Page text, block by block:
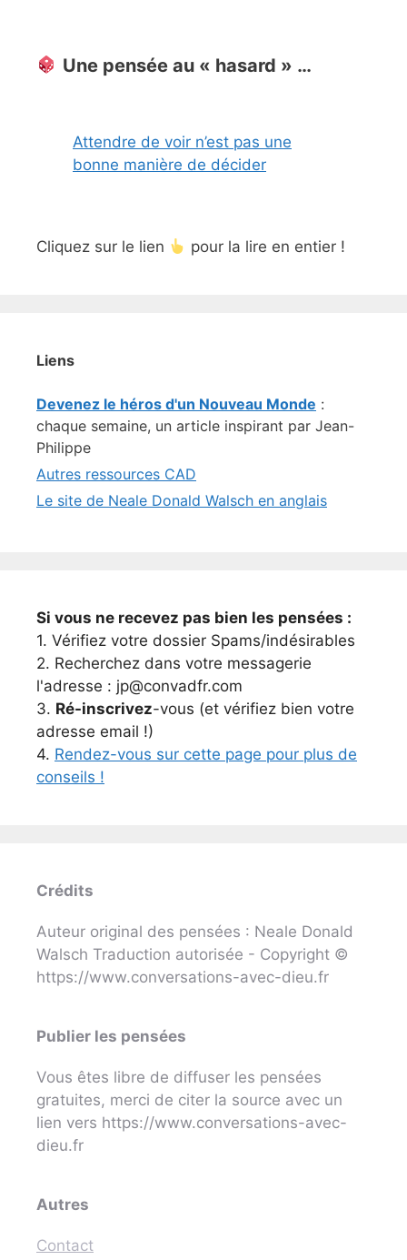
Une pensée au « hasard » …
Attendre de voir n’est pas une
bonne manière de décider
Cliquez sur le lien pour la lire en entier !
Liens
Devenez le héros d'un Nouveau Monde :
chaque semaine, un article inspirant par Jean-
Philippe
Autres ressources CAD
Le site de Neale Donald Walsch en anglais
Si vous ne recevez pas bien les pensées :
1. Vérifiez votre dossier Spams/indésirables
2. Recherchez dans votre messagerie
l'adresse : jp@convadfr.com
3. Ré-inscrivez-vous (et vérifiez bien votre
adresse email !)
4. Rendez-vous sur cette page pour plus de
conseils !
Crédits
Auteur original des pensées : Neale Donald
Walsch Traduction autorisée - Copyright ©
https://www.conversations-avec-dieu.fr
Publier les pensées
Vous êtes libre de diffuser les pensées
gratuites, merci de citer la source avec un
lien vers https://www.conversations-avec-
dieu.fr
Autres
Contact